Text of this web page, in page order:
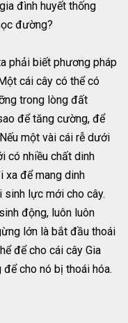
đình huyết thống
đường?
phải biết phương pháp
cái cây có thể có
trong lòng đất
để tăng cường, để
một vài cái rễ dưới
có nhiều chất dinh
xa để mang dinh
lực mới cho cây.
động, luôn luôn
lớn là bắt đầu thoái
để cho cái cây Gia
cho nó bị thoái hóa.